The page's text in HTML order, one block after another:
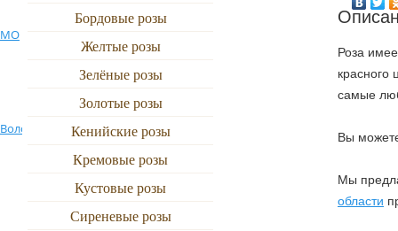
По цвету
Красные
Желтые, зеленые
Белые, розовые
501 роза
1001 роза
Ново-Переделкино
МО
Петродворец Петрозаводск
Володарского
Сестрорецк
Бордовые розы
Желтые розы
Зелёные розы
Золотые розы
Кенийские розы
Кремовые розы
Кустовые розы
Сиреневые розы
Роза
красного
самые
Вы
Мы
области